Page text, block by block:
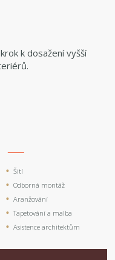
k dosažení vyšší
Šití
Odborná montáž
Aranžování
Tapetování a malba
Asistence architektům